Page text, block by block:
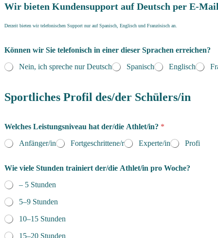
Wir bieten Kundensupport auf Deutsch per E-
Derzeit bieten wir telefonischen Support nur auf Spanisch, Englisch und Französisch an.
Können wir Sie telefonisch in einer dieser Sprachen erreichen?
Nein, ich spreche nur Deutsch
Spanisch Englisch
*
S
a
c
h
n
Sportliches Profil des/der Schülers/in
Welches Leistungsniveau hat der/die Athlet/in? *
Anfänger/in
Fortgeschrittene/r Experte/in Profi
Wie viele Stunden trainiert der/die Athlet/in pro Woche?
– 5 Stunden
5–9 Stunden
10–15 Stunden
15–20 Stunden